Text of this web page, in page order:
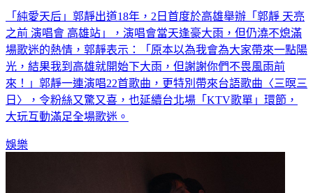
「純愛天后」郭靜出道18年，2日首度於高雄舉辦「郭靜 天亮
之前 演唱會 高雄站」，演唱會當天逢豪大雨，但仍澆不熄滿
場歌迷的熱情，郭靜表示：「原本以為我會為大家帶來一點陽
光，結果我到高雄就開始下大雨，但謝謝你們不畏風雨前
來！」郭靜一連演唱22首歌曲，更特別帶來台語歌曲〈三暝三
日〉，令粉絲又驚又喜，也延續台北場「KTV歌單」環節，
大玩互動滿足全場歌迷。
娛樂